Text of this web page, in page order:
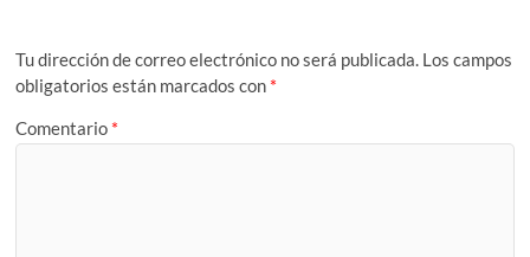
Tu dirección de correo electrónico no será publicada. Los campos
obligatorios están marcados con *
Comentario *